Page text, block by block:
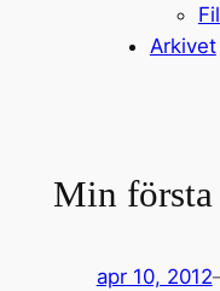
Arkivet
Min
apr 10, 2012